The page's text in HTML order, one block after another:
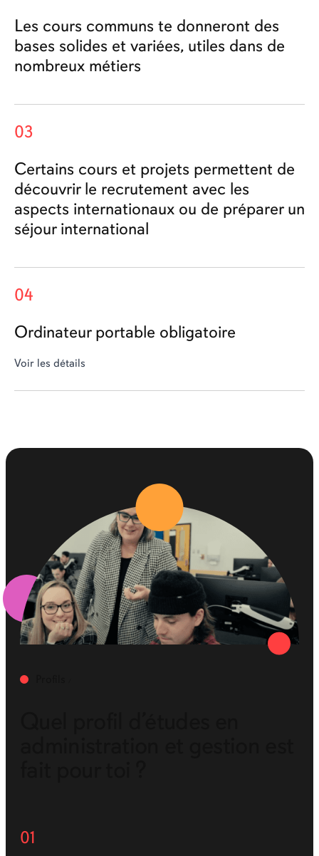
Les cours communs te donneront des
bases solides et variées, utiles dans de
nombreux métiers
03
Certains cours et projets permettent de
découvrir le recrutement avec les
aspects internationaux ou de préparer un
séjour international
04
Ordinateur portable obligatoire
Voir les détails
01